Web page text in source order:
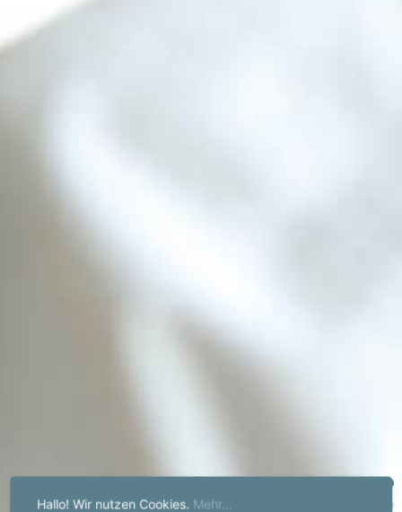
Hallo! Wir nutzen Cookies. Mehr...